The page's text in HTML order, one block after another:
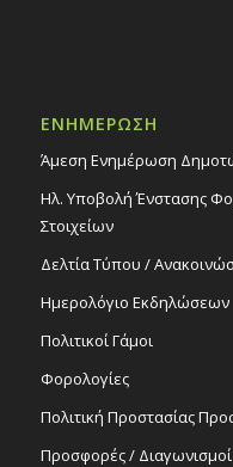
ΕΝΗΜΕΡΩΣΗ
Άμεση Ενημέρωση
Ηλ. Υποβολή Ένστασης
Στοιχείων
Δελτία Τύπου /
Ημερολόγιο Εκδηλώσεων
Πολιτικοί Γάμοι
Φορολογίες
Πολιτική Προστασίας
Προσφορές / Διαγωνισμοί